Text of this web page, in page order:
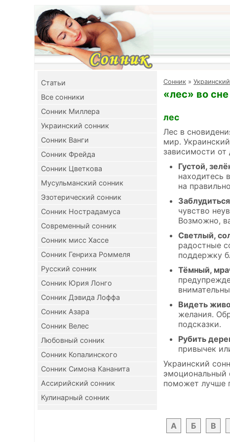
Cтатьи
Все сонники
Сонник Миллера
Украинский сонник
Сонник Ванги
Сонник Фрейда
Сонник Цветкова
Мусульманский сонник
Эзотерический сонник
Сонник Нострадамуса
Современный сонник
Сонник мисс Хассе
Сонник Генриха Роммеля
Русский сонник
Сонник Юрия Лонго
Сонник Дэвида Лоффа
Сонник Азара
Сонник Велес
Любовный сонник
Сонник Копалинского
Сонник Симона Кананита
Ассирийский сонник
Кулинарный сонник
Cонник »
«лес» во
лес
Лес в
мир.
зависимости от
Густой,
на
чувство
Возможно,
Светлый,
радостные
поддержку
Тёмный,
Видеть
желания.
подсказки.
Рубить
привычек
Украинский
эмоциональный
поможет лучше
А
Б В